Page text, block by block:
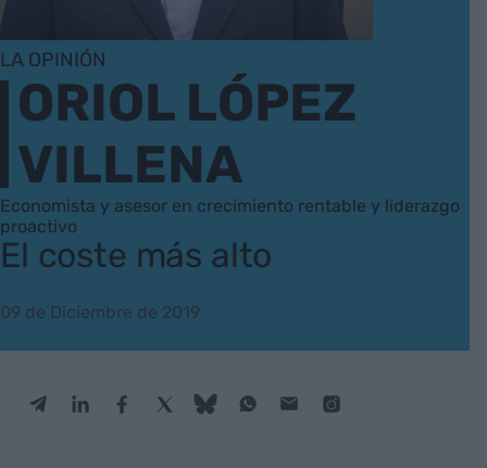
LA OPINIÓN
ORIOL LÓPEZ
VILLENA
Economista y asesor en crecimiento rentable y liderazgo
proactivo
El coste más alto
09 de Diciembre de 2019